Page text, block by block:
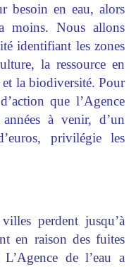
besoin en eau, alors
moins. Nous allons
identifiant les zones
la ressource en
et la biodiversité. Pour
que l’Agence
à venir, d’un
privilégie les
perdent jusqu’à
en raison des fuites
de l’eau a